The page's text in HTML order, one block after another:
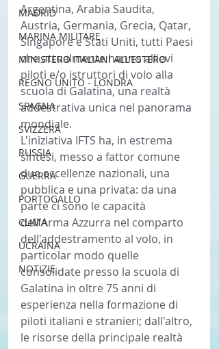
MADRID
MARINA MILITARE
MINISTERO ITALIANI ALL'ESTERO
REGNO UNITO - LONDRA
SPAGNA
SVIZZERA
RUSSIA
GUERRA
PORTOGALLO
CLIMA
UCRAINA
NOTIZIE
Argentina, Arabia Saudita,
Austria, Germania, Grecia, Qatar,
Singapore e Stati Uniti, tutti Paesi
che attualmente hanno allievi
piloti e/o istruttori di volo alla
scuola di Galatina, una realtà
addestrativa unica nel panorama
mondiale.
L'iniziativa IFTS ha, in estrema
sintesi, messo a fattor comune
due eccellenze nazionali, una
pubblica e una privata: da una
parte ci sono le capacità
dell'Arma Azzurra nel comparto
dell'addestramento al volo, in
particolar modo quelle
consolidate presso la scuola di
Galatina in oltre 75 anni di
esperienza nella formazione di
piloti italiani e stranieri; dall'altro,
le risorse della principale realtà